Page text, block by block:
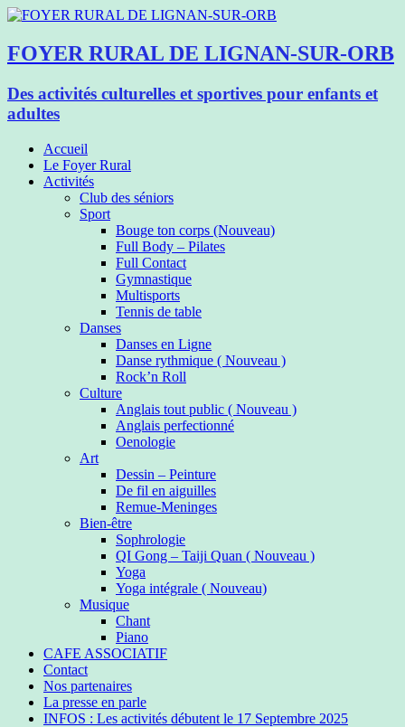
FOYER RURAL DE LIGNAN-SUR-ORB
Des activités culturelles et sportives pour enfants et
adultes
Accueil
Le Foyer Rural
Activités
Club des séniors
Sport
Bouge ton corps (Nouveau)
Full Body – Pilates
Full Contact
Gymnastique
Multisports
Tennis de table
Danses
Danses en Ligne
Danse rythmique ( Nouveau )
Rock’n Roll
Culture
Anglais tout public ( Nouveau )
Anglais perfectionné
Oenologie
Art
Dessin – Peinture
De fil en aiguilles
Remue-Meninges
Bien-être
Sophrologie
QI Gong – Taiji Quan ( Nouveau )
Yoga
Yoga intégrale ( Nouveau)
Musique
Chant
Piano
CAFE ASSOCIATIF
Contact
Nos partenaires
La presse en parle
INFOS : Les activités débutent le 17 Septembre 2025